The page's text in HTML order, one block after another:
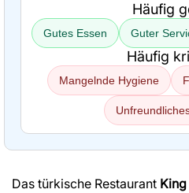
Häufig
Gutes Essen Guter
Häufig
Mangelnde Hygiene
Das türkische Restaurant